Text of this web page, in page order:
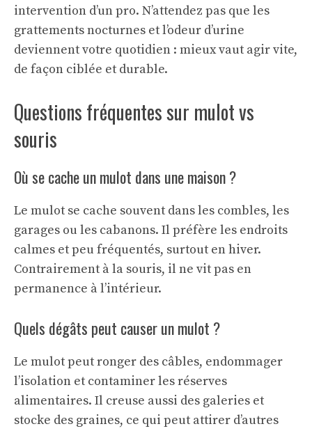
intervention d’un pro. N’attendez pas que les
grattements nocturnes et l’odeur d’urine
deviennent votre quotidien : mieux vaut agir vite,
de façon ciblée et durable.
Questions fréquentes sur mulot vs
souris
Où se cache un mulot dans une maison ?
Le mulot se cache souvent dans les combles, les
garages ou les cabanons. Il préfère les endroits
calmes et peu fréquentés, surtout en hiver.
Contrairement à la souris, il ne vit pas en
permanence à l’intérieur.
Quels dégâts peut causer un mulot ?
Le mulot peut ronger des câbles, endommager
l’isolation et contaminer les réserves
alimentaires. Il creuse aussi des galeries et
stocke des graines, ce qui peut attirer d’autres